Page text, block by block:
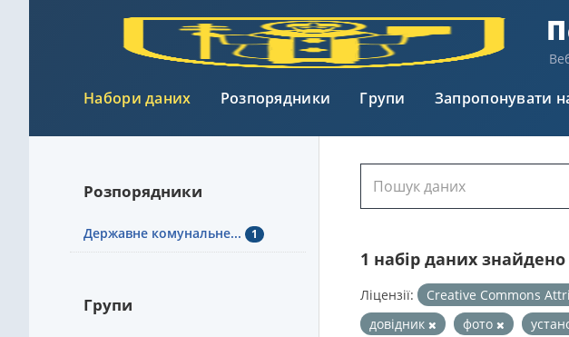
Набори даних Розпорядники Групи Запропонувати
Розпорядники
Державне комунальне... 1
Групи
1 набір даних знайдено
Ліцензії: Creative Commons
довідник
фото